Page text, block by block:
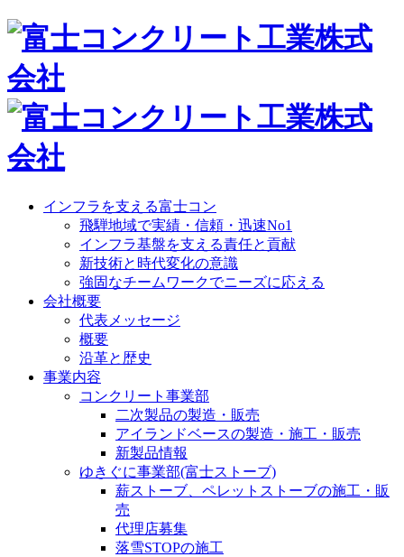
インフラを支える富士コン
飛騨地域で実績・信頼・迅速No1
インフラ基盤を支える責任と貢献
新技術と時代変化の意識
強固なチームワークでニーズに応える
会社概要
代表メッセージ
概要
沿革と歴史
事業内容
コンクリート事業部
二次製品の製造・販売
アイランドベースの製造・施工・販売
新製品情報
ゆきぐに事業部(富士ストーブ)
薪ストーブ、ペレットストーブの施工・販
売
代理店募集
落雪STOPの施工